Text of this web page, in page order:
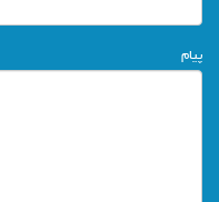
پیام